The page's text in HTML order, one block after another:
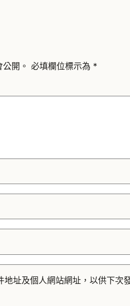
開。 必填欄位標示為 *
址及個人網站網址，以供下次